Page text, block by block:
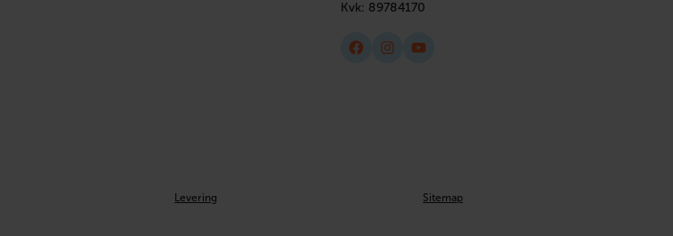
Kvk: 89784170
Facebook Instagram YouTube
Levering Sitemap